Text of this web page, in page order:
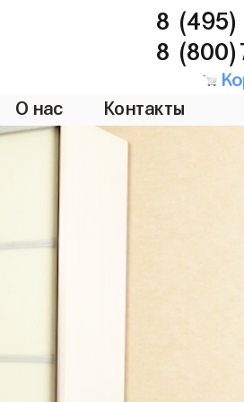
8 (495)
8
О нас Контакты